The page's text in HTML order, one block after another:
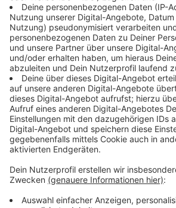
den USA und China, heißt es. Woran
offenbar noch unklar. Möglich sei ein
mit höherer psychosozialer
Pandemie. Frühere Studien hätten
Kinder in solchen Situationen früher
wird auch ein Gewichtseffekt. Viele
Pandemie mehr oder bewegten sich
Übergewicht gilt als einer der
von früh einsetzender Pubertät. Eine
Corona-Effekt ist auch, dass die
Schulschließungen und Homeoffice
Kindern verbrachten. Von verfrühter
Rede, wenn sich die körperlichen